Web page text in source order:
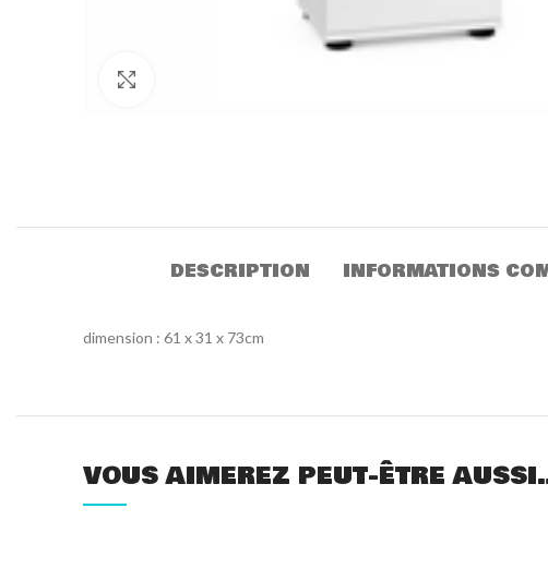
DESCRIPTION INFORMATIONS
dimension : 61 x 31 x 73cm
VOUS AIMEREZ PEUT-ÊTRE